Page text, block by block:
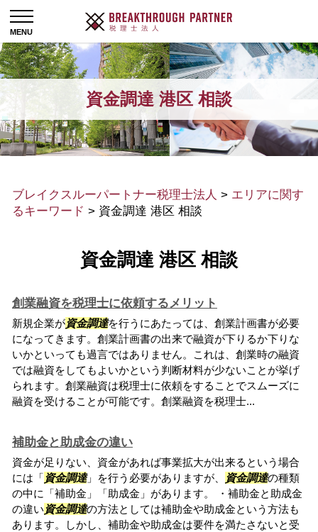
資金調達 港区 相談
ブレイクスルーパートナー税理士法人 > エリアに関す
るキーワード > 資金調達 港区 相談
資金調達 港区 相談
創業融資を税理士に依頼するメリット
新規企業が資金調達を行うにあたっては、創業計画書が必要
になってきます。創業計画書の出来で融資が下りるか下りな
いかといっても過言ではありません。これは、創業時の融資
では融資をしてもよいかという判断材料が少ないことが挙げ
られます。創業融資は税理士に依頼をすることでスムーズに
融資を受けることが可能です。創業融資を税理士...
補助金と助成金の違い
資金が足りない、資金があれば事業拡大が出来るという場合
には「資金調達」を行う必要がありますが、 資金調達の種類
の中に「補助金」「助成金」があります。 ・補助金と助成金
の違い資金調達の方法としては補助金や助成金という方法も
あります。しかし、補助金や助成金は要件を満たさないと受